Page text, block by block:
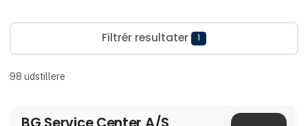
Filtrér resultater 1
98 udstillere